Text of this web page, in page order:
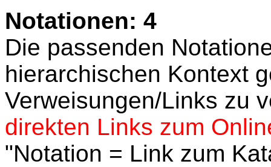
Notationen: 4
Die passenden
hierarchischen Kontext
Verweisungen/Links zu
direkten Links zum
"Notation = Link zum